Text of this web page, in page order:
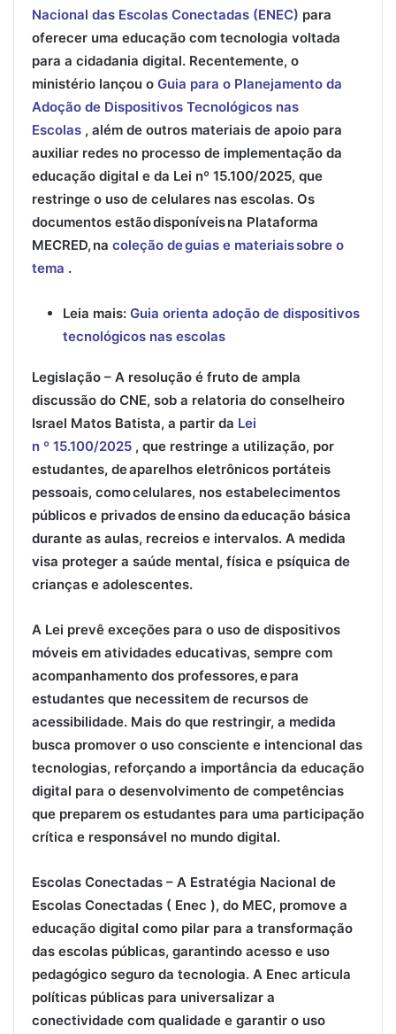
Nacional das Escolas Conectadas (ENEC) para
oferecer uma educação com tecnologia voltada
para a cidadania digital. Recentemente, o
ministério lançou o Guia para o Planejamento da
Adoção de Dispositivos Tecnológicos nas
Escolas , além de outros materiais de apoio para
auxiliar redes no processo de implementação da
educação digital e da Lei nº 15.100/2025, que
restringe o uso de celulares nas escolas. Os
documentos estão disponíveis na Plataforma
MECRED, na coleção de guias e materiais sobre o
tema .
Leia mais: Guia orienta adoção de dispositivos
tecnológicos nas escolas
Legislação – A resolução é fruto de ampla
discussão do CNE, sob a relatoria do conselheiro
Israel Matos Batista, a partir da Lei
n º 15.100/2025 , que restringe a utilização, por
estudantes, de aparelhos eletrônicos portáteis
pessoais, como celulares, nos estabelecimentos
públicos e privados de ensino da educação básica
durante as aulas, recreios e intervalos. A medida
visa proteger a saúde mental, física e psíquica de
crianças e adolescentes.
A Lei prevê exceções para o uso de dispositivos
móveis em atividades educativas, sempre com
acompanhamento dos professores, e para
estudantes que necessitem de recursos de
acessibilidade. Mais do que restringir, a medida
busca promover o uso consciente e intencional das
tecnologias, reforçando a importância da educação
digital para o desenvolvimento de competências
que preparem os estudantes para uma participação
crítica e responsável no mundo digital.
Escolas Conectadas – A Estratégia Nacional de
Escolas Conectadas ( Enec ), do MEC, promove a
educação digital como pilar para a transformação
das escolas públicas, garantindo acesso e uso
pedagógico seguro da tecnologia. A Enec articula
políticas públicas para universalizar a
conectividade com qualidade e garantir o uso